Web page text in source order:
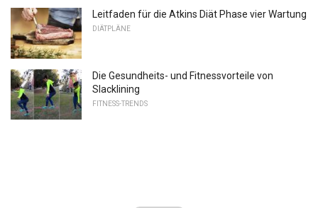
Leitfaden für die Atkins Diät Phase vier Wartung
DIÄTPLÄNE
Die Gesundheits- und Fitnessvorteile von
Slacklining
FITNESS-TRENDS